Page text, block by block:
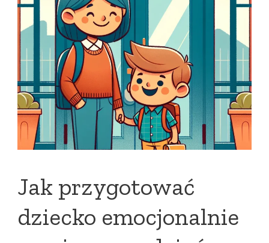
Jak przygotować
dziecko emocjonalnie